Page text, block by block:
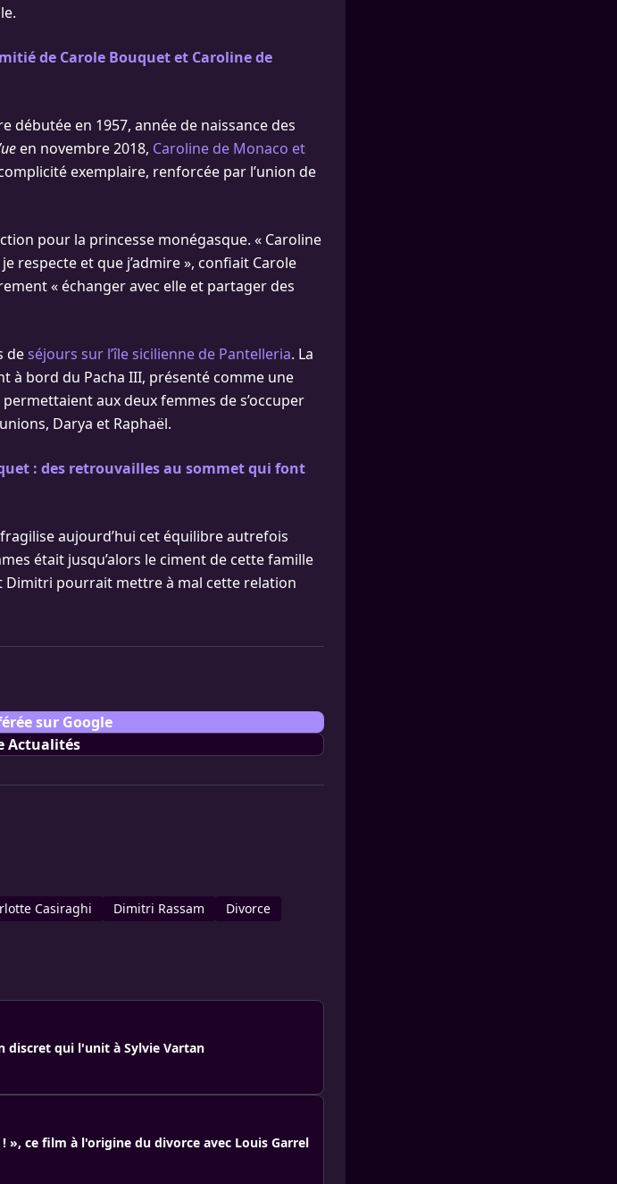
de Carole Bouquet et Caroline de
débutée en 1957, année de naissance des
en novembre 2018, Caroline de Monaco et
exemplaire, renforcée par l’union de
pour la princesse monégasque. « Caroline
respecte et que j’admire », confiait Carole
« échanger avec elle et partager des
deséjours sur l’île sicilienne de Pantelleria. La
à bord du Pacha III, présenté comme une
aux deux femmes de s’occuper
Darya et Raphaël.
: des retrouvailles au sommet qui font
aujourd’hui cet équilibre autrefois
était jusqu’alors le ciment de cette famille
Dimitri pourrait mettre à mal cette relation
sur Google
Actualités
Casiraghi Dimitri Rassam
Divorce
discret qui l'unit à Sylvie Vartan
», ce film à l'origine du divorce avec Louis Garrel